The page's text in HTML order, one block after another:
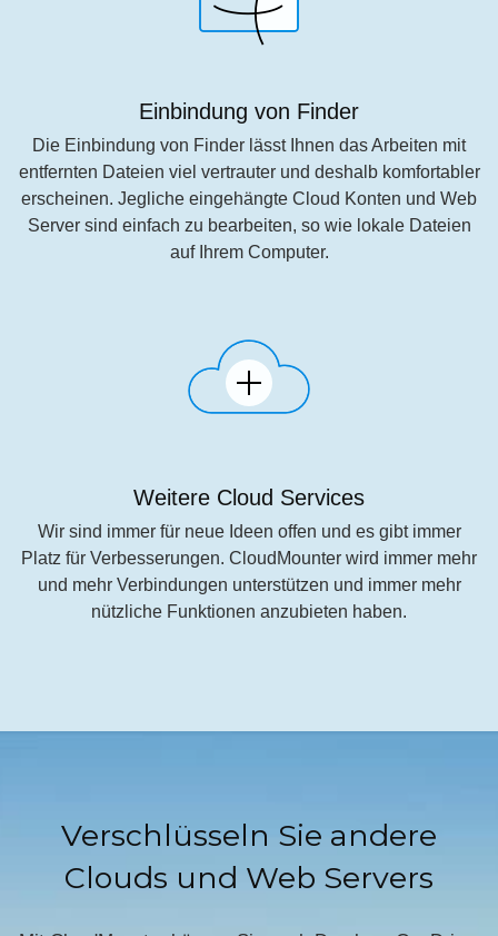
Einbindung von Finder
Die Einbindung von Finder lässt Ihnen das Arbeiten mit
entfernten Dateien viel vertrauter und deshalb komfortabler
erscheinen. Jegliche eingehängte Cloud Konten und Web
Server sind einfach zu bearbeiten, so wie lokale Dateien
auf Ihrem Computer.
Weitere Cloud Services
Wir sind immer für neue Ideen offen und es gibt immer
Platz für Verbesserungen. CloudMounter wird immer mehr
und mehr Verbindungen unterstützen und immer mehr
nützliche Funktionen anzubieten haben.
Verschlüsseln Sie andere
Clouds und Web Servers